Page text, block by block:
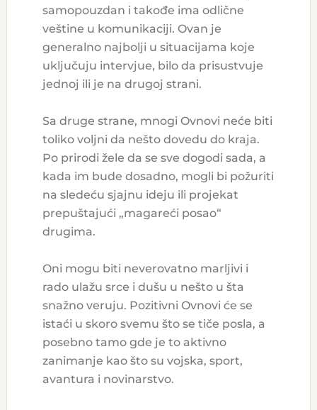
samopouzdan i takođe ima odlične
veštine u komunikaciji. Ovan je
generalno najbolji u situacijama koje
uključuju intervjue, bilo da prisustvuje
jednoj ili je na drugoj strani.
Sa druge strane, mnogi Ovnovi neće biti
toliko voljni da nešto dovedu do kraja.
Po prirodi žele da se sve dogodi sada, a
kada im bude dosadno, mogli bi požuriti
na sledeću sjajnu ideju ili projekat
prepuštajući „magareći posao“
drugima.
Oni mogu biti neverovatno marljivi i
rado ulažu srce i dušu u nešto u šta
snažno veruju. Pozitivni Ovnovi će se
istaći u skoro svemu što se tiče posla, a
posebno tamo gde je to aktivno
zanimanje kao što su vojska, sport,
avantura i novinarstvo.